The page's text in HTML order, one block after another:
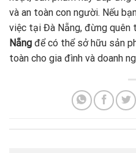
và an toàn con người. Nếu
việc tại Đà Nẵng, đừng quên
Nẵng để có thể sở hữu sản
toàn cho gia đình và doanh